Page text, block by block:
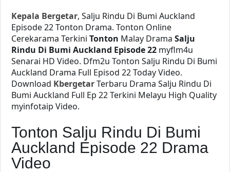
Kepala Bergetar, Salju Rindu Di Bumi Auckland
Episode 22 Tonton Drama. Tonton Online
Cerekarama TerkiniTonton Malay DramaSalju
Rindu Di Bumi Auckland Episode 22 myflm4u
Senarai HD Video. Dfm2u Tonton Salju Rindu Di Bumi
Auckland Drama Full Episod 22 Today Video.
Download KbergetarTerbaru Drama Salju Rindu Di
Bumi Auckland Full Ep 22 Terkini Melayu High Quality
myinfotaip Video.
Tonton Salju Rindu Di Bumi
Auckland Episode 22 Drama
Video